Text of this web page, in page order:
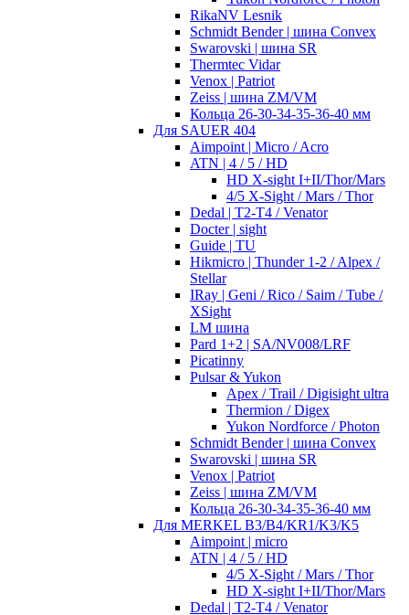
RikaNV Lesnik
Schmidt Bender | шина Convex
Swarovski | шина SR
Thermtec Vidar
Venox | Patriot
Zeiss | шина ZM/VM
Кольца 26-30-34-35-36-40 мм
Для SAUER 404
Aimpoint | Micro / Acro
ATN | 4 / 5 / HD
HD X-sight I+II/Thor/Mars
4/5 X-Sight / Mars / Thor
Dedal | T2-T4 / Venator
Docter | sight
Guide | TU
Hikmicro | Thunder 1-2 / Alpex /
Stellar
IRay | Geni / Rico / Saim / Tube /
XSight
LM шина
Pard 1+2 | SA/NV008/LRF
Picatinny
Pulsar & Yukon
Apex / Trail / Digisight ultra
Thermion / Digex
Yukon Nordforce / Photon
Schmidt Bender | шина Convex
Swarovski | шина SR
Venox | Patriot
Zeiss | шина ZM/VM
Кольца 26-30-34-35-36-40 мм
Для MERKEL B3/B4/KR1/K3/K5
Aimpoint | micro
ATN | 4 / 5 / HD
4/5 X-Sight / Mars / Thor
HD X-sight I+II/Thor/Mars
Dedal | T2-T4 / Venator